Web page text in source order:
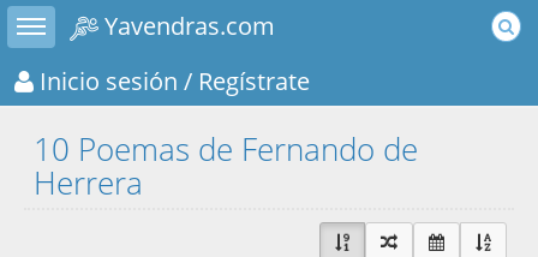
Toggle sidebar
Yavendras.com
Inicio sesión / Regístrate
10 Poemas de Fernando de
Herrera